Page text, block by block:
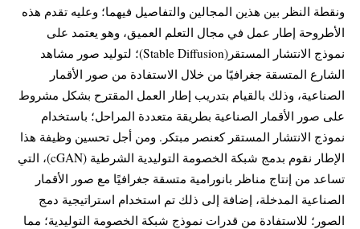
ونقطة النظر بين هذين المجالين والتفاصيل فيهما؛ وعليه تقدم هذه
الأطروحة إطار عمل في مجال التعلم العميق، وهو يعتمد على
نموذج الانتشار المستقر(Stable Diffusion)؛ لتوليد صور مشاهد
الشارع المتسقة جغرافيًا من خلال الاستفادة من صور الأقمار
الصناعية، وذلك بالقيام بتدريب إطار العمل المقترح بشكل مشروط
على صور الأقمار الصناعية بطريقة متعددة المراحل؛ باستخدام
نموذج الانتشار المستقر كعنصر مبتكر. ومن أجل تحسين وظيفة هذا
الإطار نقوم بدمج شبكة الخصومة التوليدية الشرطية (cGAN)، التي
تساعد من إنتاج مناظر بانورامية متسقة جغرافيًا مع صور الأقمار
الصناعية المدخلة، إضافة إلى ذلك تم استخدام استراتيجية دمج
الصور؛ للاستفادة من قدرات نموذج شبكة الخصومة التوليدية؛ مما